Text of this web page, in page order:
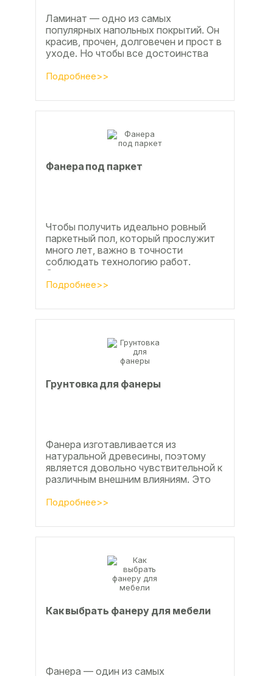
Ламинат — одно из самых
популярных напольных покрытий. Он
красив, прочен, долговечен и прост в
уходе. Но чтобы все достоинства
раскрылись, важно...
Подробнее>>
Фанера под паркет
Чтобы получить идеально ровный
паркетный пол, который прослужит
много лет, важно в точности
соблюдать технологию работ.
Сегодня одним из самых простых и
эффективных методов считается...
Подробнее>>
Грунтовка для фанеры
Фанера изготавливается из
натуральной древесины, поэтому
является довольно чувствительной к
различным внешним влияниям. Это
расширении, растрескивании,...
Подробнее>>
Как выбрать фанеру для мебели
Фанера — один из самых